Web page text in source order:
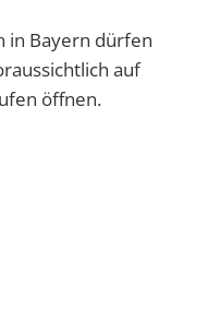
in Bayern dürfen
auf
öffnen.